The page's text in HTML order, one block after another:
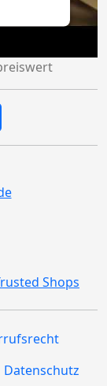
Shops
Datenschutz